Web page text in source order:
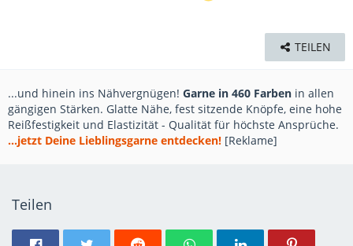
TEILEN
...und hinein ins Nähvergnügen! Garne in 460 Farben in allen
gängigen Stärken. Glatte Nähe, fest sitzende Knöpfe, eine hohe
Reißfestigkeit und Elastizität - Qualität für höchste Ansprüche.
...jetzt Deine Lieblingsgarne entdecken! [Reklame]
Teilen